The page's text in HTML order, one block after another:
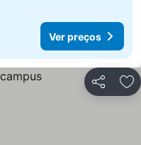
Ver preços
Partilhar